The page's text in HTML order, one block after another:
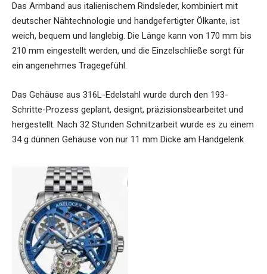
Das Armband aus italienischem Rindsleder, kombiniert mit
deutscher Nähtechnologie und handgefertigter Ölkante, ist
weich, bequem und langlebig. Die Länge kann von 170 mm bis
210 mm eingestellt werden, und die Einzelschließe sorgt für
ein angenehmes Tragegefühl.
Das Gehäuse aus 316L-Edelstahl wurde durch den 193-
Schritte-Prozess geplant, designt, präzisionsbearbeitet und
hergestellt. Nach 32 Stunden Schnitzarbeit wurde es zu einem
34 g dünnen Gehäuse von nur 11 mm Dicke am Handgelenk